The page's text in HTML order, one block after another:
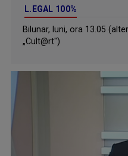
L.EGAL 100%
Bilunar, luni, ora 13.05
„Cult@rt")